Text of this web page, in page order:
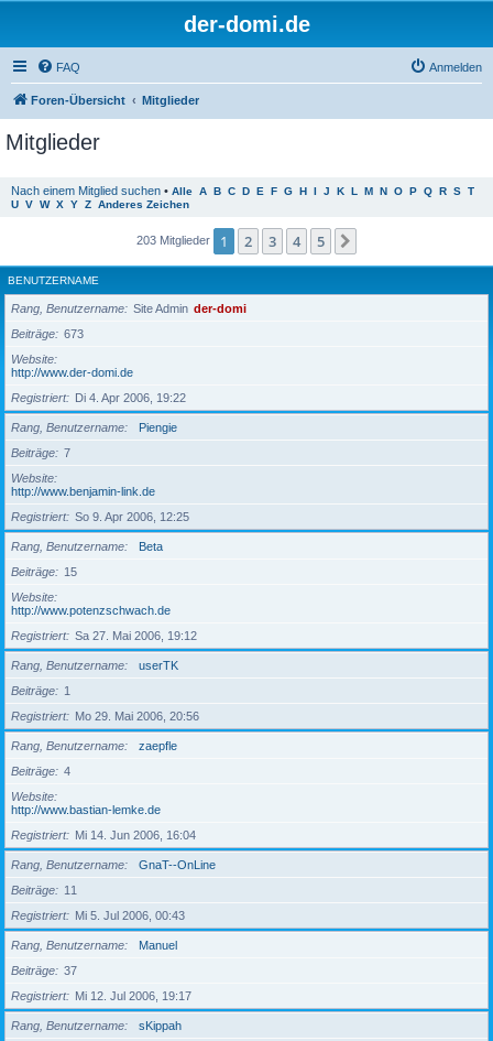
der-domi.de
FAQ Anmelden
Foren-Übersicht Mitglieder
Mitglieder
Nach einem Mitglied suchen • Alle A B C D E F G H I J K L M N O P Q R S T
U V W X Y Z Anderes Zeichen
203 Mitglieder 1 2 3 4 5
BENUTZERNAME
Rang, Benutzername Site Admin der-domi
Beiträge
673
Website
http://www.der-domi.de
Registriert
Di 4. Apr 2006, 19:22
Rang, Benutzername
Piengie
Beiträge
7
Website
http://www.benjamin-link.de
Registriert
So 9. Apr 2006, 12:25
Rang, Benutzername
Beta
Beiträge
15
Website
http://www.potenzschwach.de
Registriert
Sa 27. Mai 2006, 19:12
Rang, Benutzername
userTK
Beiträge
1
Registriert
Mo 29. Mai 2006, 20:56
Rang, Benutzername
zaepfle
Beiträge
4
Website
http://www.bastian-lemke.de
Registriert
Mi 14. Jun 2006, 16:04
Rang, Benutzername
GnaT--OnLine
Beiträge
11
Registriert
Mi 5. Jul 2006, 00:43
Rang, Benutzername
Manuel
Beiträge
37
Registriert
Mi 12. Jul 2006, 19:17
Rang, Benutzername
sKippah